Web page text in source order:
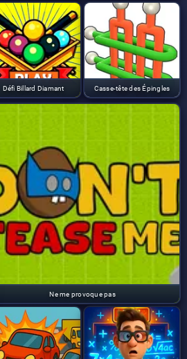
Défi Billard Diamant Casse-tête des Épingles
Ne me provoque pas